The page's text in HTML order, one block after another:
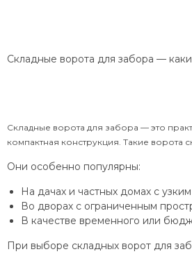
Складные ворота для забора —
Складные ворота для забора — это
компактная конструкция. Такие ворота
Они особенно популярны:
На дачах и частных домах с
Во дворах с ограниченным
В качестве временного или
При выборе складных ворот для